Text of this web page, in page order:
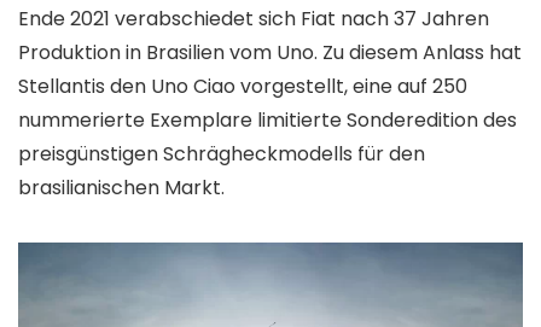
Ende 2021 verabschiedet sich Fiat nach 37 Jahren
Produktion in Brasilien vom Uno. Zu diesem Anlass hat
Stellantis den Uno Ciao vorgestellt, eine auf 250
nummerierte Exemplare limitierte Sonderedition des
preisgünstigen Schrägheckmodells für den
brasilianischen Markt.